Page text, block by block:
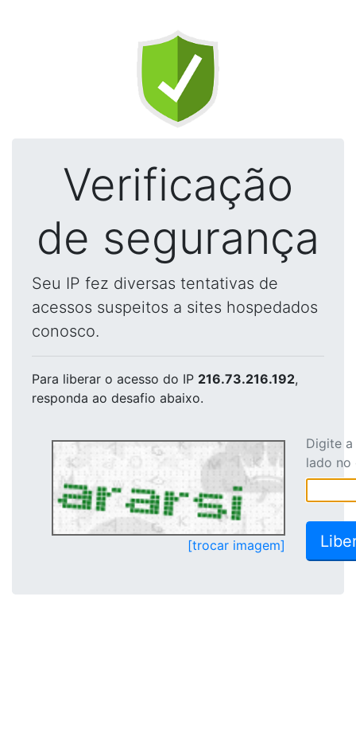
Verificação
de segurança
Seu IP fez diversas tentativas de
acessos suspeitos a sites hospedados
conosco.
Para liberar o acesso do IP 216.73.216.192,
responda ao desafio abaixo.
[trocar imagem]
Digite
lado no